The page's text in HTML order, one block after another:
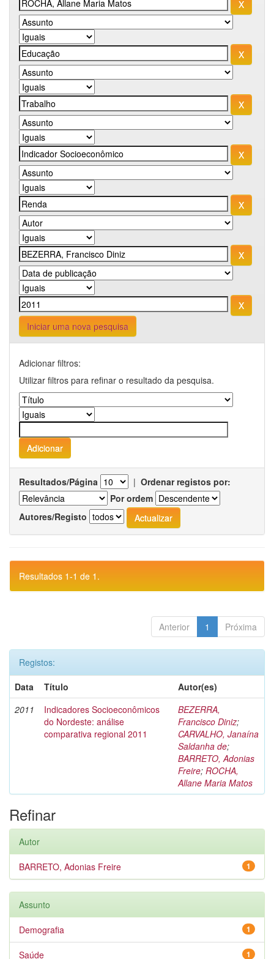
Iniciar uma nova pesquisa
Adicionar filtros:
Utilizar filtros para refinar o resultado da pesquisa.
Resultados/Página | Ordenar registos por:
Por ordem
Autores/Registo
Resultados 1-1 de 1.
Anterior 1 Próxima
Registos:
Data
Título
Autor(es)
2011
Indicadores Socioeconômicos
do Nordeste: análise
comparativa regional 2011
BEZERRA,
Francisco Diniz;
CARVALHO, Janaína
Saldanha de;
BARRETO, Adonias
Freire; ROCHA,
Allane Maria Matos
Refinar
Autor
1
BARRETO, Adonias Freire
Assunto
1
Demografia
1
Saúde